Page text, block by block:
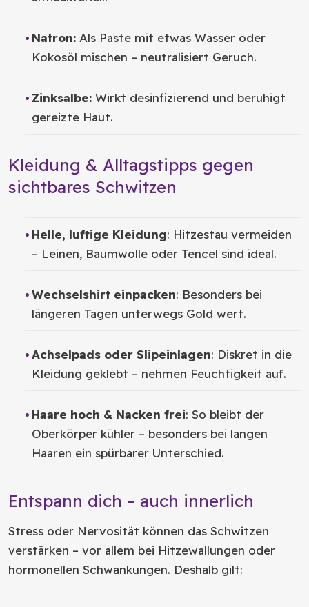
Natron:Als Paste mit etwas Wasser oder
Kokosöl mischen – neutralisiert Geruch.
Zinksalbe:Wirkt desinfizierend und beruhigt
gereizte Haut.
Kleidung & Alltagstipps gegen
sichtbares Schwitzen
Helle, luftige Kleidung: Hitzestau vermeiden
– Leinen, Baumwolle oder Tencel sind ideal.
Wechselshirt einpacken: Besonders bei
längeren Tagen unterwegs Gold wert.
Achselpads oder Slipeinlagen: Diskret in die
Kleidung geklebt – nehmen Feuchtigkeit auf.
Haare hoch & Nacken frei: So bleibt der
Oberkörper kühler – besonders bei langen
Haaren ein spürbarer Unterschied.
Entspann dich – auch innerlich
Stress oder Nervosität können das Schwitzen
verstärken – vor allem bei Hitzewallungen oder
hormonellen Schwankungen. Deshalb gilt: